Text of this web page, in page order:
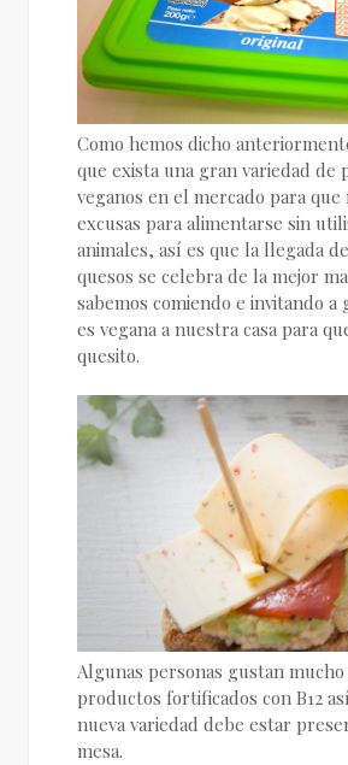
Como hemos dicho
que exista una gran variedad de
veganos en el mercado para que
excusas para alimentarse sin
animales, así es que la llegada
quesos se celebra de la mejor
sabemos comiendo e invitando a
es vegana a nuestra casa para
quesito.
Algunas personas gustan
productos fortificados con B12
nueva variedad debe estar
mesa.